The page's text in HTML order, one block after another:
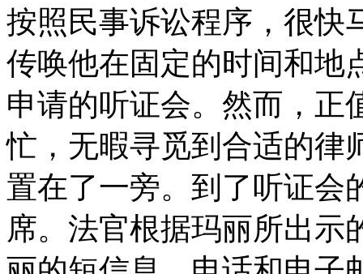
按照民事诉讼程序，很快
传唤他在固定的时间和地
申请的听证会。然而，正
忙，无暇寻觅到合适的律
置在了一旁。到了听证会
席。法官根据玛丽所出示